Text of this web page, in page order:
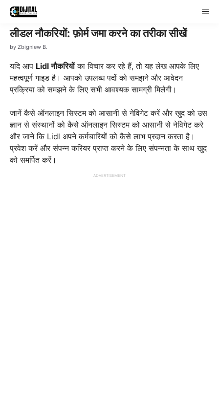
Skip
content
लीडल नौकरियों: फ़ोर्म जमा करने का तरीका सीखें
by Zbigniew B.
यदि आप Lidl नौकरियोंका विचार कर रहे हैं, तो यह लेख आपके लिए
महत्वपूर्ण गाइड है। आपको उपलब्ध पदों को समझने और आवेदन
प्रक्रिया को समझने के लिए सभी आवश्यक सामग्री मिलेगी।
जानें कैसे ऑनलाइन सिस्टम को आसानी से नेविगेट करें और खुद को उस
ज्ञान से संस्थानों को कैसे ऑनलाइन सिस्टम को आसानी से नेविगेट करे
और जाने कि Lidl अपने कर्मचारियों को कैसे लाभ प्रदान करता है।
प्रवेश करें और संपन्न करियर प्राप्त करने के लिए संपन्नता के साथ खुद
को समर्पित करें।
ADVERTISEMENT